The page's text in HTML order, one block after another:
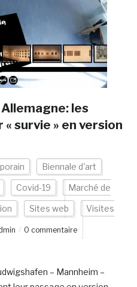
les
survie » en version
Biennale d'art
Covid-19 Marché de
Sites web Visites
0 commentaire
– Mannheim –